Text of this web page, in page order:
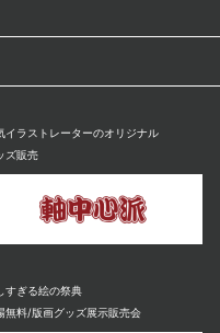
イラストレーターのオリジナル
ズ販売
すぎる絵の祭典
無料/版画グッズ展示販売会